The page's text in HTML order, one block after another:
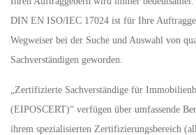
DIN EN ISO/IEC 17024 ist für Ihre
Wegweiser bei der Suche und Auswahl von
Sachverständigen geworden.
„Zertifizierte Sachverständige für
(EIPOSCERT)“ verfügen über umfassende
ihrem spezialisierten Zertifizierungsbereich